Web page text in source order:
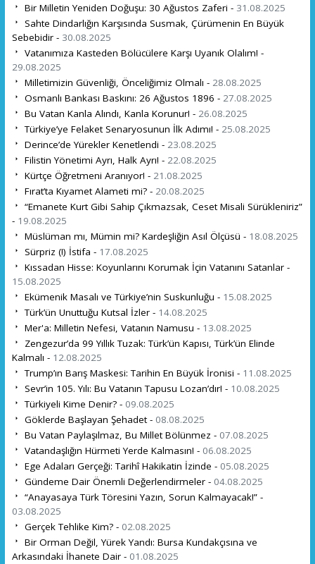
Bir Milletin Yeniden Doğuşu: 30 Ağustos Zaferi - 31.08.2025
Sahte Dindarlığın Karşısında Susmak, Çürümenin En Büyük
Sebebidir - 30.08.2025
Vatanımıza Kasteden Bölücülere Karşı Uyanık Olalım! -
29.08.2025
Milletimizin Güvenliği, Önceliğimiz Olmalı - 28.08.2025
Osmanlı Bankası Baskını: 26 Ağustos 1896 - 27.08.2025
Bu Vatan Kanla Alındı, Kanla Korunur! - 26.08.2025
Türkiye’ye Felaket Senaryosunun İlk Adımı! - 25.08.2025
Derince’de Yürekler Kenetlendi - 23.08.2025
Filistin Yönetimi Ayrı, Halk Ayrı! - 22.08.2025
Kürtçe Öğretmeni Aranıyor! - 21.08.2025
Fırat’ta Kıyamet Alameti mi? - 20.08.2025
“Emanete Kurt Gibi Sahip Çıkmazsak, Ceset Misali Sürükleniriz”
- 19.08.2025
Müslüman mı, Mümin mi? Kardeşliğin Asıl Ölçüsü - 18.08.2025
Sürpriz (!) İstifa - 17.08.2025
Kıssadan Hisse: Koyunlarını Korumak İçin Vatanını Satanlar -
15.08.2025
Ekümenik Masalı ve Türkiye’nin Suskunluğu - 15.08.2025
Türk’ün Unuttuğu Kutsal İzler - 14.08.2025
Mer'a: Milletin Nefesi, Vatanın Namusu - 13.08.2025
Zengezur’da 99 Yıllık Tuzak: Türk’ün Kapısı, Türk’ün Elinde
Kalmalı - 12.08.2025
Trump’ın Barış Maskesi: Tarihin En Büyük İronisi - 11.08.2025
Sevr’in 105. Yılı: Bu Vatanın Tapusu Lozan’dır! - 10.08.2025
Türkiyeli Kime Denir? - 09.08.2025
Göklerde Başlayan Şehadet - 08.08.2025
Bu Vatan Paylaşılmaz, Bu Millet Bölünmez - 07.08.2025
Vatandaşlığın Hürmeti Yerde Kalmasın! - 06.08.2025
Ege Adaları Gerçeği: Tarihî Hakikatin İzinde - 05.08.2025
Gündeme Dair Önemli Değerlendirmeler - 04.08.2025
“Anayasaya Türk Töresini Yazın, Sorun Kalmayacak!” -
03.08.2025
Gerçek Tehlike Kim? - 02.08.2025
Bir Orman Değil, Yürek Yandı: Bursa Kundakçısına ve
Arkasındaki İhanete Dair - 01.08.2025